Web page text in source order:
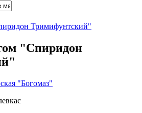
"Спиридон
"Богомаз"